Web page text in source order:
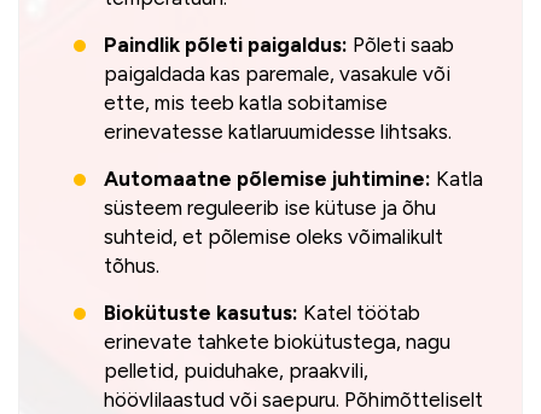
Paindlik põleti paigaldus: Põleti saab
paigaldada kas paremale, vasakule või
ette, mis teeb katla sobitamise
erinevatesse katlaruumidesse lihtsaks.
Automaatne põlemise juhtimine: Katla
süsteem reguleerib ise kütuse ja õhu
suhteid, et põlemise oleks võimalikult
tõhus.
Biokütuste kasutus: Katel töötab
erinevate tahkete biokütustega, nagu
pelletid, puiduhake, praakvili,
höövlilaastud või saepuru. Põhimõtteliselt